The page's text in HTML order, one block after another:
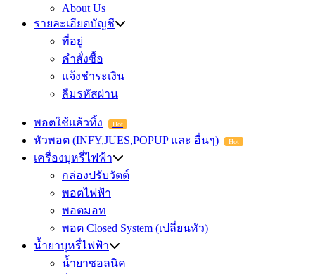
About Us
รายละเอียดบัญชี
ที่อยู่
คำสั่งซื้อ
แจ้งชำระเงิน
ลืมรหัสผ่าน
พอตใช้แล้วทิ้ง Hot
หัวพอต (INFY,JUES,POPUP และ อื่นๆ) Hot
เครื่องบุหรี่ไฟฟ้า
กล่องปรับวัตต์
พอตไฟฟ้า
พอตมอท
พอต Closed System (เปลี่ยนหัว)
น้ำยาบุหรี่ไฟฟ้า
น้ำยาซอลนิค